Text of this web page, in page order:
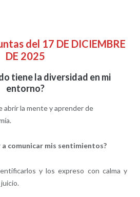
del 17 DE DICIEMBRE
DE 2025
tiene la diversidad en mi
entorno?
abrir la mente y aprender de
a comunicar mis sentimientos?
y los expreso con calma y